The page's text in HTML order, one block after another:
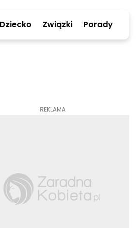
Dziecko Związki Porady
REKLAMA